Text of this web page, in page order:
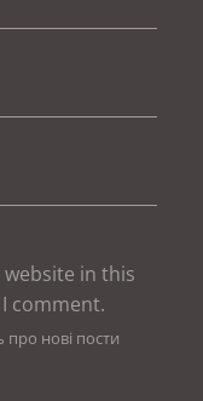
website in this
comment.
про нові пости